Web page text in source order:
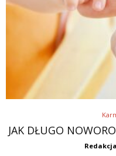
JAK DŁUGO
Redakcja